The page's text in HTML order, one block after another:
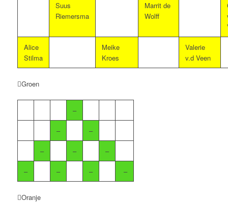
Suus
Riemersma
Marrit de
Wolff
Alice
Stilma
Meike
Kroes
Valerie
v.d Veen
Groen
–
– –
– – –
– – – –
Oranje